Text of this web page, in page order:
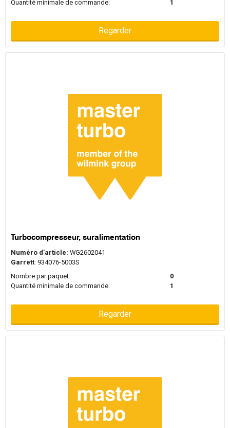
Quantité minimale de commande:
1
Regarder
Turbocompresseur, suralimentation
Numéro d’article: WG2602041
Garrett: 934076-5003S
Nombre par paquet:
0
Quantité minimale de commande:
1
Regarder